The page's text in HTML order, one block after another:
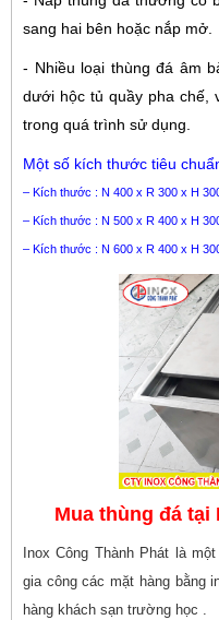
sang hai bên hoặc nắp mở.
- Nhiều loại thùng đá âm
dưới hộc tủ quầy pha chế,
trong quá trình sử dụng.
Một số kích thước tiêu
– Kích thước : N 400 x R 300 x H
– Kích thước : N 500 x R 400 x H
– Kích thước : N 600 x R 400 x H
Mua thùng đá tại
Inox Công Thành Phát là
gia công các mặt hàng bằng
hàng khách sạn trường học .